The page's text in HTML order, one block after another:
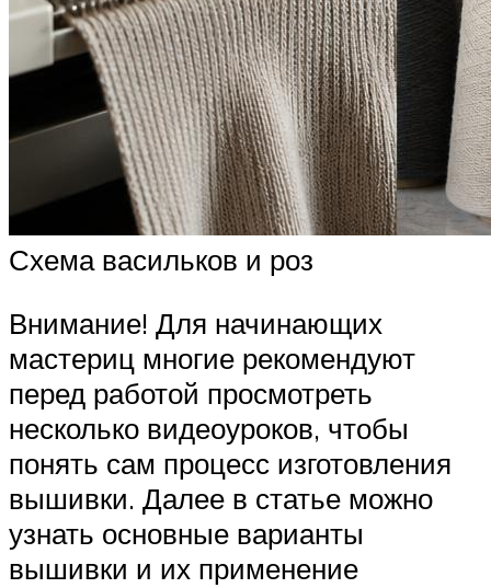
Схема васильков и роз
Внимание! Для начинающих
мастериц многие рекомендуют
перед работой просмотреть
несколько видеоуроков, чтобы
понять сам процесс изготовления
вышивки. Далее в статье можно
узнать основные варианты
вышивки и их применение